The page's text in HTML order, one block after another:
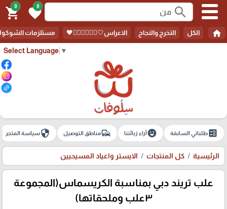
Select Language ▼
search
0
favorite
0
shopping_cart
home الكل التخرج والنجاح الاعراس🤍🤵🏻‍♀️👰🏻‍♀️🖤 مستلزمات
ballotطلباتي السابقة emoji_emotionsآراء زبائننا commuteمناطق التوصيل securityسياسة المتجر
الرئيسية كل المنتجات الايستر واعياد المسيحيين
علب تريند دبي بمناسبة الكريسماس(المجموعة
٣علب وملحقاتها)